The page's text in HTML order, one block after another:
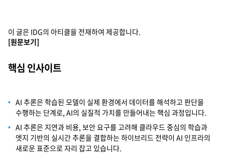
인사이트
인사이트 리포트
고객사례
리소스
회사정보
이 글은 IDG의 아티클을 전재하여 제공합니다.
[원문보기]
핵심 인사이트
AI 추론은 학습된 모델이 실제 환경에서 데이터를 해석하고 판단을
수행하는 단계로, AI의 실질적 가치를 만들어내는 핵심 과정입니다.
AI 추론은 지연과 비용, 보안 요구를 고려해 클라우드 중심의 학습과
엣지 기반의 실시간 추론을 결합하는 하이브리드 전략이 AI 인프라의
새로운 표준으로 자리 잡고 있습니다.